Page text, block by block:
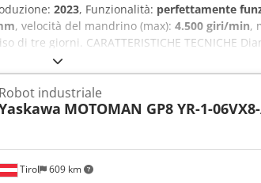
2023, Funzionalità: perfettamente
, velocità del mandrino (max): 4.500 giri/min,
tre giorni. CARATTERISTICHE TECNICHE
del foro del mandrino: circa 52 mm Velocità
DELLA MACCHINA Controllo:
circa 4.300 h Tensione: AC 380 V (con o
5 kA Capacità di sopportazione ai
tecnica Mandrino principale ad alte
portautensili con indicizzazione rapida
di manutenzione Documentazione tecnica
Tirol 609 km
Robot industriale
MOTOMAN GP8 YR-1-